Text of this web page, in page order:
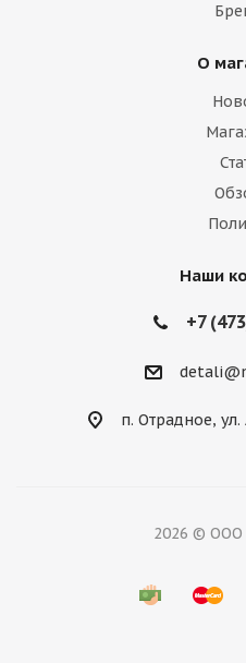
О
Наши
+7
п. Отрадное,
2026 © ООО